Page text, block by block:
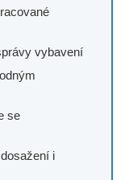
vybavení
se
i